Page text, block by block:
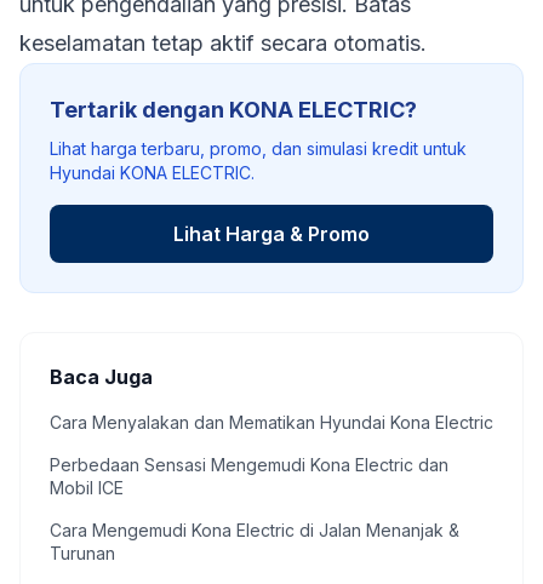
keselamatan tetap aktif secara otomatis.
Tertarik dengan KONA ELECTRIC?
Lihat harga terbaru, promo, dan simulasi kredit untuk
Hyundai KONA ELECTRIC.
Lihat Harga & Promo
Baca Juga
Cara Menyalakan dan Mematikan Hyundai Kona Electric
Perbedaan Sensasi Mengemudi Kona Electric dan
Mobil ICE
Cara Mengemudi Kona Electric di Jalan Menanjak &
Turunan